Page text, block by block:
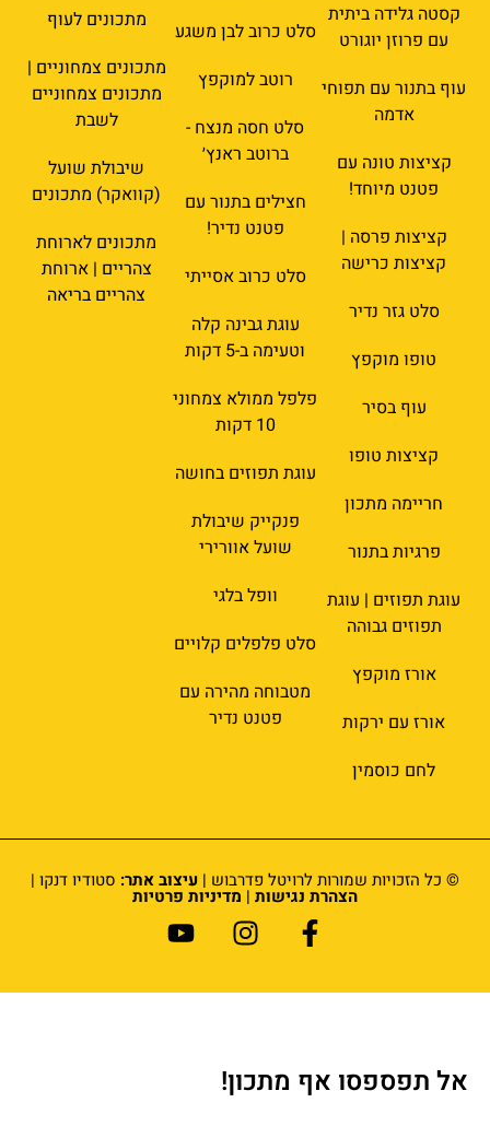
קסטה גלידה ביתית
עם פרוזן יוגורט
עוף בתנור עם תפוחי
אדמה
קציצות טונה עם
פטנט מיוחד!
קציצות פרסה |
קציצות כרישה
סלט גזר נדיר
טופו מוקפץ
עוף בסיר
קציצות טופו
חריימה מתכון
פרגיות בתנור
עוגת תפוזים | עוגת
תפוזים גבוהה
אורז מוקפץ
אורז עם ירקות
לחם כוסמין
סלט כרוב לבן משגע
רוטב למוקפץ
סלט חסה מנצח -
ברוטב ראנץ׳
חצילים בתנור עם
פטנט נדיר!
סלט כרוב אסייתי
עוגת גבינה קלה
וטעימה ב-5 דקות
פלפל ממולא צמחוני
10 דקות
עוגת תפוזים בחושה
פנקייק שיבולת
שועל אוורירי
וופל בלגי
סלט פלפלים קלויים
מטבוחה מהירה עם
פטנט נדיר
מתכונים לעוף
מתכונים צמחוניים |
מתכונים צמחוניים
לשבת
שיבולת שועל
(קוואקר) מתכונים
מתכונים לארוחת
צהריים | ארוחת
צהריים בריאה
© כל הזכויות שמורות לרויטל פדרבוש | עיצוב אתר: סטודיו דנקו |
הצהרת נגישות | מדיניות פרטיות
אל תפספסו אף מתכון!